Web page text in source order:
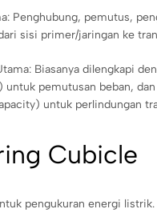
Penghubung, pemutus,
sisi primer/jaringan ke
Biasanya dilengkapi
untuk pemutusan beban,
untuk perlindungan
Cubicle
pengukuran energi listrik.